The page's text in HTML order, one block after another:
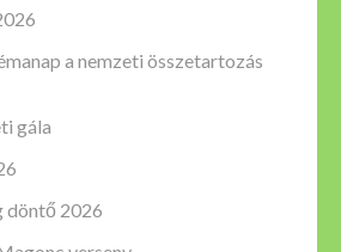
a nemzeti összetartozás
gála
döntő 2026